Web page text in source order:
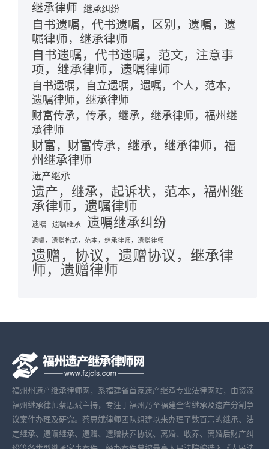
继承律师 继承纠纷
自书遗嘱，代书遗嘱，区别，遗嘱，遗
嘱律师，继承律师
自书遗嘱，代书遗嘱，范文，注意事
项，继承律师，遗嘱律师
自书遗嘱，自立遗嘱，遗嘱，个人，范本，
遗嘱律师，继承律师
财富传承，传承，继承，继承律师，福州继
承律师
财富，财富传承，继承，继承律师，福
州继承律师
遗产继承
遗产，继承，起诉状，范本，福州继
承律师，遗嘱律师
遗嘱 遗嘱继承 遗嘱继承纠纷
遗嘱，遗赠格式，范本，继承律师，遗赠律师
遗赠，协议，遗赠协议，继承律
师，遗赠律师
福州州遗产继承律师网，系福建省首家遗产继承专业法律网站，由资深
福州继承律师蔡思斌主持，专注于福州乃至福建全省继承及遗产分割争
议案件办理及研究。蔡思斌律师团队组建以来办理了数百宗的继承、法
定继承、遗嘱继承、遗赠、遗赠扶养协议、离婚、收养、离婚后财产纠